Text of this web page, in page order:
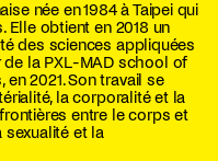
née en 1984 à Taipei qui
Elle obtient en 2018 un
des sciences appliquées
de la PXL-MAD school of
2021. Son travail se
la corporalité et la
entre le corps et
sexualité et la